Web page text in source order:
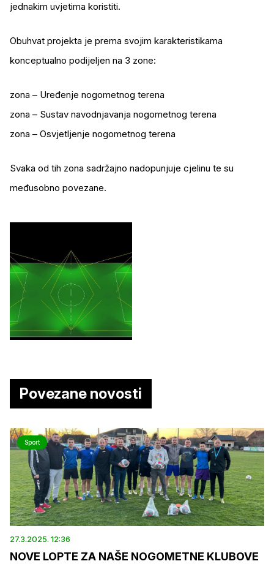
jednakim uvjetima koristiti.
Obuhvat projekta je prema svojim karakteristikama
konceptualno podijeljen na 3 zone:
zona – Uređenje nogometnog terena
zona – Sustav navodnjavanja nogometnog terena
zona – Osvjetljenje nogometnog terena
Svaka od tih zona sadržajno nadopunjuje cjelinu te su
međusobno povezane.
Povezane novosti
Sport
27.3.2025. 12:36
NOVE LOPTE ZA NAŠE NOGOMETNE KLUBOVE